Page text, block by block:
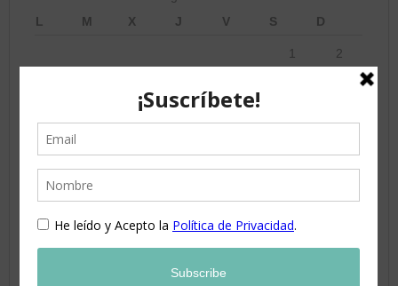
L
M X J V S D
1 2
5
10 11 12 13 14 15 16
24 25 26 27 28 29 30